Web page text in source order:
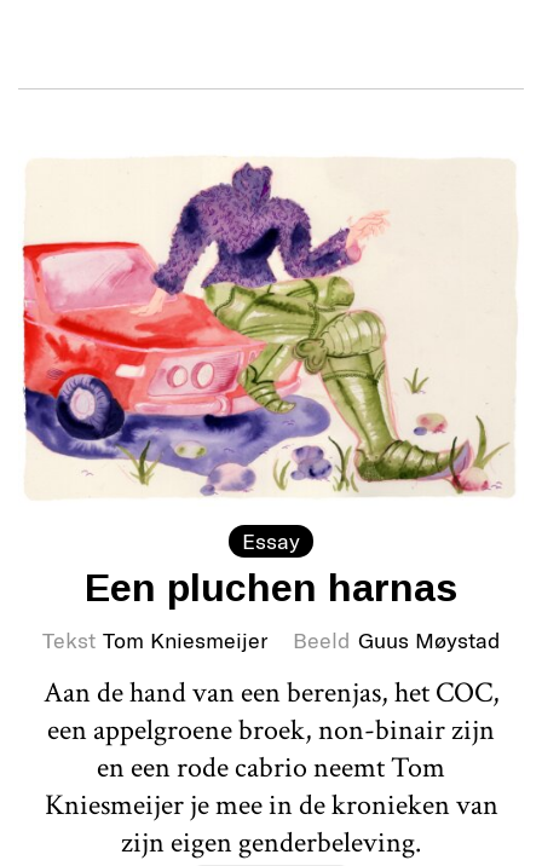
Essay
Een pluchen harnas
Tekst Tom Kniesmeijer Beeld Guus Møystad
Aan de hand van een berenjas, het COC,
een appelgroene broek, non-binair zijn
en een rode cabrio neemt Tom
Kniesmeijer je mee in de kronieken van
zijn eigen genderbeleving.